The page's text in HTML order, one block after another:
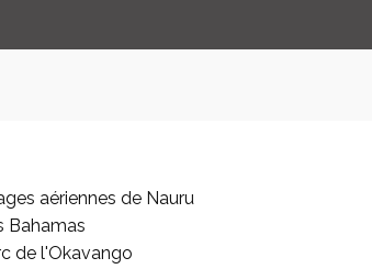
aériennes de Nauru
Bahamas
de l'Okavango